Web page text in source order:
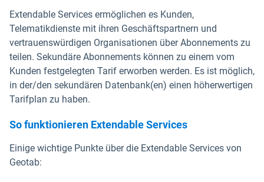
Extendable Services ermöglichen es Kunden,
Telematikdienste mit ihren Geschäftspartnern und
vertrauenswürdigen Organisationen über Abonnements zu
teilen. Sekundäre Abonnements können zu einem vom
Kunden festgelegten Tarif erworben werden. Es ist möglich,
in der/den sekundären Datenbank(en) einen höherwertigen
Tarifplan zu haben.
So funktionieren Extendable Services
Einige wichtige Punkte über die Extendable Services von
Geotab: